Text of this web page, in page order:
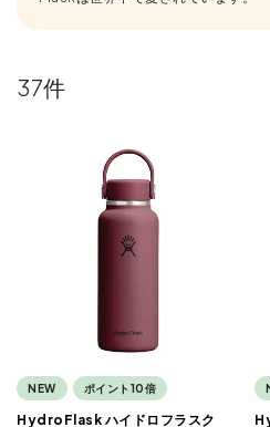
37
NEW ポイント10倍
HydroFlask ハイドロフラスク